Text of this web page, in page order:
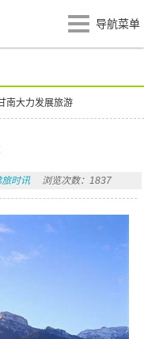
导航菜单
南大力发展旅游
旅时讯 浏览次数：1837